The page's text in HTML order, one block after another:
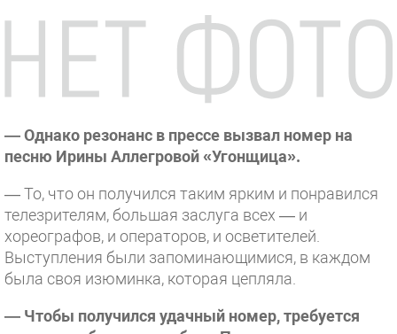
— Однако резонанс в прессе вызвал номер на
песню Ирины Аллегровой «Угонщица».
— То, что он получился таким ярким и понравился
телезрителям, большая заслуга всех — и
хореографов, и операторов, и осветителей.
Выступления были запоминающимися, в каждом
была своя изюминка, которая цепляла.
— Чтобы получился удачный номер, требуется